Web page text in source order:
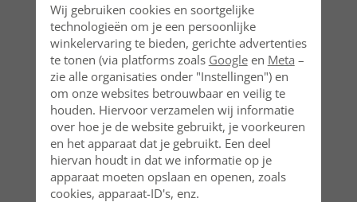
Wij gebruiken cookies en soortgelijke
technologieën om je een persoonlijke
winkelervaring te bieden, gerichte advertenties
te tonen (via platforms zoals Googleen Meta –
zie alle organisaties onder "Instellingen") en
om onze websites betrouwbaar en veilig te
houden. Hiervoor verzamelen wij informatie
over hoe je de website gebruikt, je voorkeuren
en het apparaat dat je gebruikt. Een deel
hiervan houdt in dat we informatie op je
apparaat moeten opslaan en openen, zoals
cookies, apparaat-ID's, enz.